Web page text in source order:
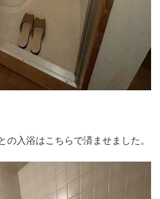
の入浴はこちらで済ませました。